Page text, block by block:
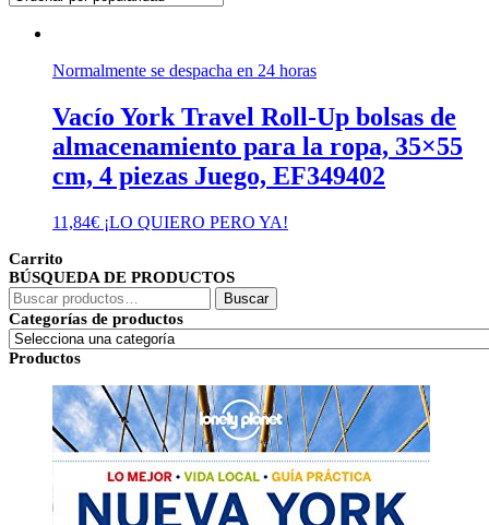
Normalmente se despacha en 24 horas
Vacío York Travel Roll-Up bolsas de
almacenamiento para la ropa, 35×55
cm, 4 piezas Juego, EF349402
11,84€ ¡LO QUIERO PERO YA!
Carrito
BÚSQUEDA DE PRODUCTOS
Buscar
por:
Buscar
Categorías de productos
Productos